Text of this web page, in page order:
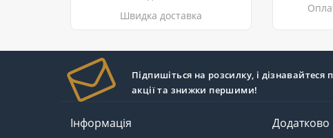
Швидка доставка
Підпишіться на розсилку, і дізнавайтеся
акції та знижки першими!
Інформація Додатково